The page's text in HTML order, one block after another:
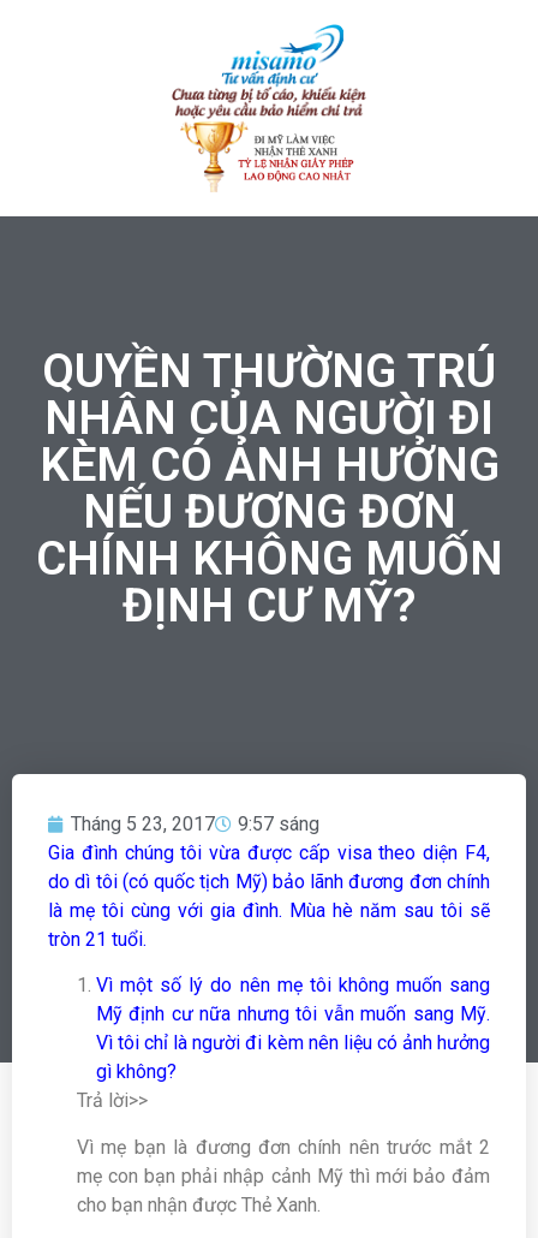
QUYỀN THƯỜNG TRÚ
NHÂN CỦA NGƯỜI ĐI
KÈM CÓ ẢNH HƯỞNG
NẾU ĐƯƠNG ĐƠN
CHÍNH KHÔNG MUỐN
ĐỊNH CƯ MỸ?
Tháng 5 23, 2017
9:57 sáng
Gia đình chúng tôi vừa được cấp visa theo diện F4,
do dì tôi (có quốc tịch Mỹ) bảo lãnh đương đơn chính
là mẹ tôi cùng với gia đình. Mùa hè năm sau tôi sẽ
tròn 21 tuổi.
Vì một số lý do nên mẹ tôi không muốn sang
Mỹ định cư nữa nhưng tôi vẫn muốn sang Mỹ.
Vì tôi chỉ là người đi kèm nên liệu có ảnh hưởng
gì không?
Trả lời>>
Vì mẹ bạn là đương đơn chính nên trước mắt 2
mẹ con bạn phải nhập cảnh Mỹ thì mới bảo đảm
cho bạn nhận được Thẻ Xanh.